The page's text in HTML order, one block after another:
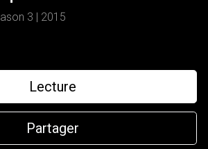
Parole Vivante | Season 3 | 2015
Lecture
Partager